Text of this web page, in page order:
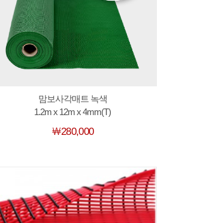
맘보사각매트 녹색
1.2m x 12m x 4mm(T)
￦280,000